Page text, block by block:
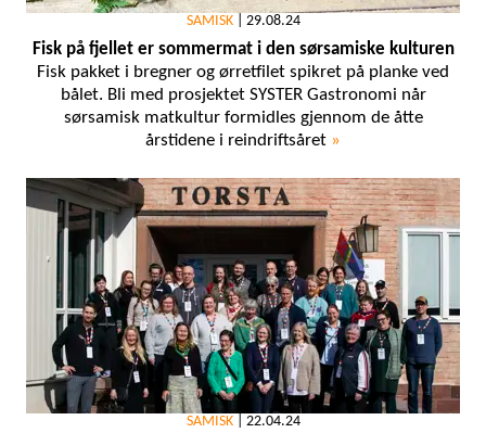
SAMISK| 29.08.24
Fisk på fjellet er sommermat i den sørsamiske kulturen
Fisk pakket i bregner og ørretfilet spikret på planke ved
bålet. Bli med prosjektet SYSTER Gastronomi når
sørsamisk matkultur formidles gjennom de åtte
årstidene i reindriftsåret »
SAMISK| 22.04.24